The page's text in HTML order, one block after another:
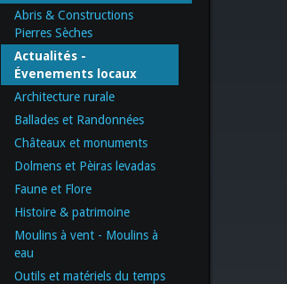
Abris & Constructions
Pierres Sèches
Actualités -
Évenements locaux
Architecture rurale
Ballades et Randonnées
Châteaux et monuments
Dolmens et Pèiras levadas
Faune et Flore
Histoire & patrimoine
Moulins à vent - Moulins à
eau
Outils et matériels du temps